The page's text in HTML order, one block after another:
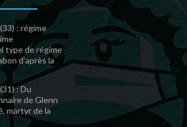
: régime
type de régime
d’après la
: Du
de Glenn
martyr de la